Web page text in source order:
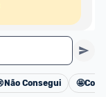
Cancelar
Não Consegui 🤩